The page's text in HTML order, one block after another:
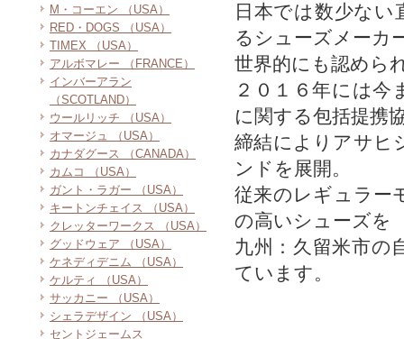
M・コーエン （USA）
RED・DOGS （USA）
TIMEX （USA）
アルボマレー （FRANCE）
インバーアラン
（SCOTLAND）
ウールリッチ （USA）
オマージュ （USA）
カナダグース （CANADA）
カムコ （USA）
ガント・ラガー （USA）
キートンチェイス （USA）
クレッターワークス （USA）
グッドウェア （USA）
ケネディデニム （USA）
ケルティ （USA）
サッカニー （USA）
シェラデザイン （USA）
セントジェームス
日本では数少ない
るシューズメーカ
世界的にも認めら
２０１６年には今
に関する包括提携
締結によりアサヒ
ンドを展開。
従来のレギュラー
の高いシューズを
九州：久留米市の
ています。